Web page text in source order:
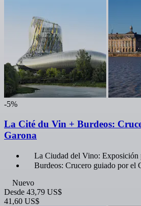
-5%
La Cité du Vin + Burdeos:
Garona
La Ciudad del Vino: Exposición
Burdeos: Crucero guiado por el
Nuevo
Desde 43,79 US$
41,60 US$